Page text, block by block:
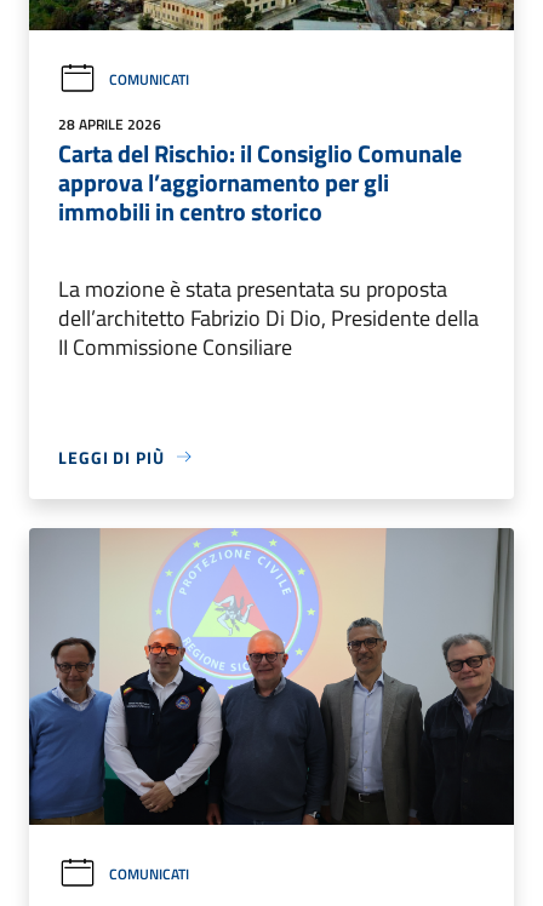
COMUNICATI
28 APRILE 2026
Carta del Rischio: il Consiglio Comunale
approva l’aggiornamento per gli
immobili in centro storico
La mozione è stata presentata su proposta
dell’architetto Fabrizio Di Dio, Presidente della
II Commissione Consiliare
LEGGI DI PIÙ
COMUNICATI